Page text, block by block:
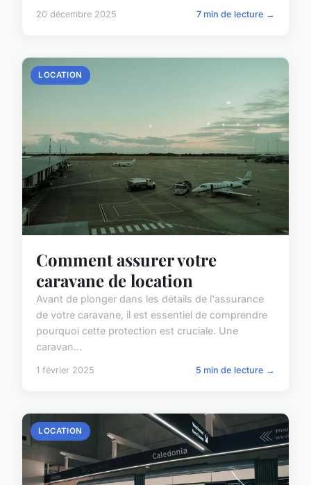
20 décembre 2025 7 min de lecture →
LOCATION
Comment assurer votre
caravane de location
Avant de plonger dans les détails de l'assurance
de votre caravane, il est essentiel de comprendre
pourquoi cette protection est cruciale. Une
caravan...
1 février 2025 5 min de lecture →
LOCATION